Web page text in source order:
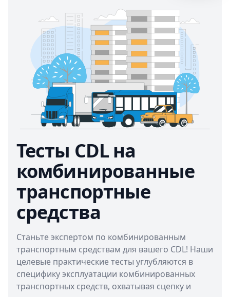
Тесты CDL на
комбинированные
транспортные
средства
Станьте экспертом по комбинированным
транспортным средствам для вашего CDL! Наши
целевые практические тесты углубляются в
специфику эксплуатации комбинированных
транспортных средств, охватывая сцепку и